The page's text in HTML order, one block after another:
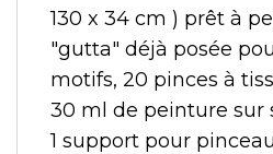
130 x 34 cm ) prêt à
"gutta" déjà posée
motifs, 20 pinces à
30 ml de peinture sur
1 support pour